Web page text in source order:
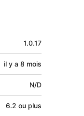
1.0.17
il y a 8 mois
N/D
6.2 ou plus